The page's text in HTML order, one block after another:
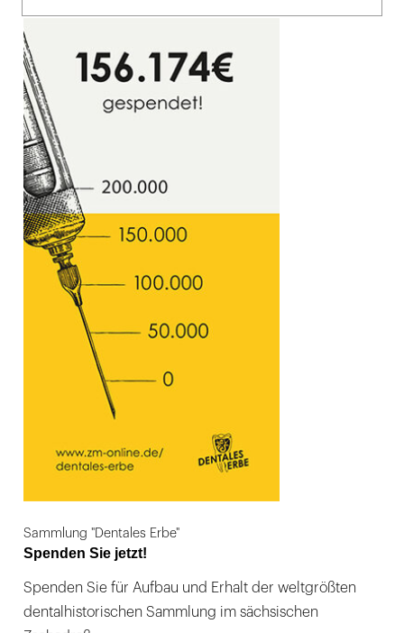
Sammlung "Dentales Erbe"
Spenden Sie jetzt!
Spenden Sie für Aufbau und Erhalt der weltgrößten
dentalhistorischen Sammlung im sächsischen